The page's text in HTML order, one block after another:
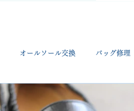
オールソール交換 バッグ修理
Christian louboutin allen edmonds